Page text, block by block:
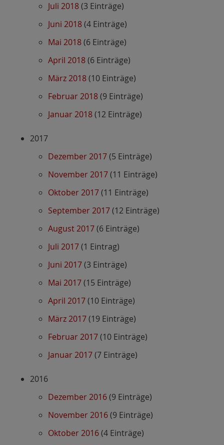
Juli 2018(3 Einträge)
Juni 2018(4 Einträge)
Mai 2018(6 Einträge)
April 2018(6 Einträge)
März 2018(10 Einträge)
Februar 2018(9 Einträge)
Januar 2018(12 Einträge)
2017
Dezember 2017(5 Einträge)
November 2017(11 Einträge)
Oktober 2017(11 Einträge)
September 2017(12 Einträge)
August 2017(6 Einträge)
Juli 2017(1 Eintrag)
Juni 2017(3 Einträge)
Mai 2017(15 Einträge)
April 2017(10 Einträge)
März 2017(19 Einträge)
Februar 2017(10 Einträge)
Januar 2017(7 Einträge)
2016
Dezember 2016(9 Einträge)
November 2016(9 Einträge)
Oktober 2016(4 Einträge)